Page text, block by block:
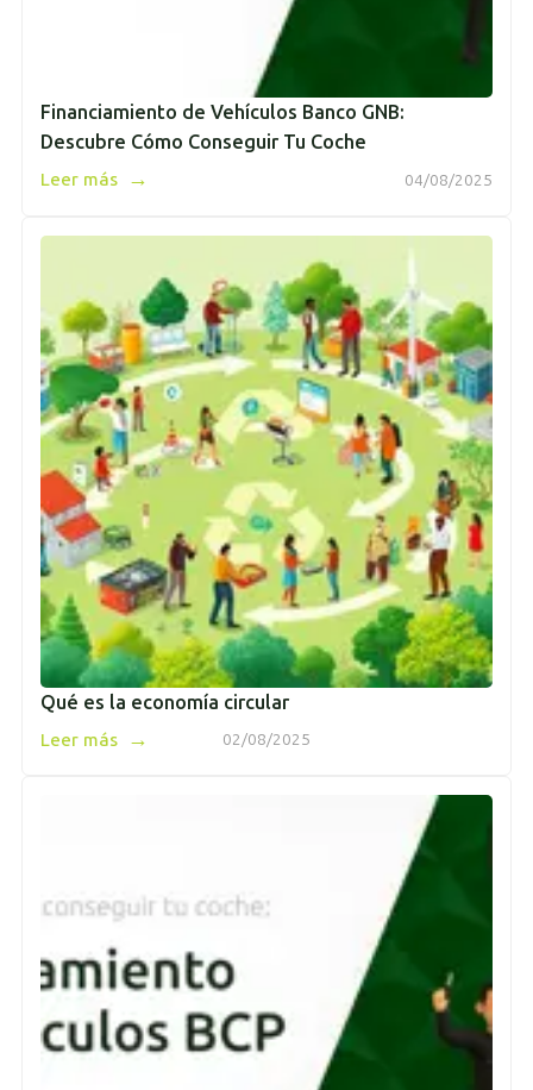
Financiamiento de Vehículos Banco GNB:
Descubre Cómo Conseguir Tu Coche
04/08/2025
Leer más →
Qué es la economía circular
02/08/2025
Leer más →